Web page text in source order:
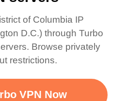
of Columbia IP
D.C.) through Turbo
Browse privately
restrictions.
VPN Now